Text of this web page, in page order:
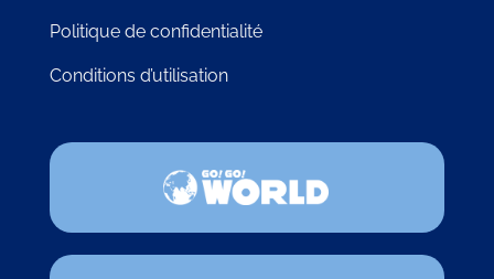
Politique de confidentialité
Conditions d’utilisation